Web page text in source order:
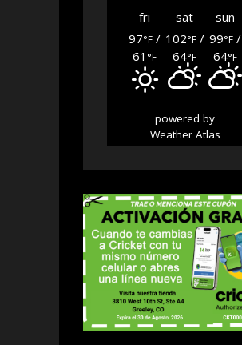
fri sat
sun
97°F /
61 °F
102°F/
64°F
99°F/
64°F
powered by
Weather Atlas